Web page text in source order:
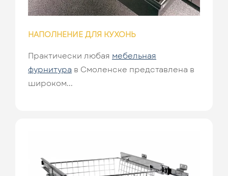
НАПОЛНЕНИЕ ДЛЯ КУХОНЬ
Практически любая мебельная
фурнитура в Смоленске представлена в
широком...